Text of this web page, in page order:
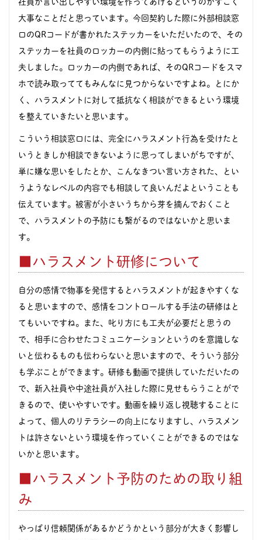
社員が言い出しやすい環境を作ってあげるというのがすごく
大事なことだと思っています。今回契約した際に外部相談窓
口のQRコードが書かれたステッカーをいただいたので、その
ステッカーを社員のロッカーの内側に貼ってもらうように工
夫しました。ロッカーの内側であれば、そのQRコードをスマ
ホで読み取っててもみんなに見つからないですよね。とにか
く、ハラスメントに対して抵抗なく相談ができるという環境
を整えていきたいと思います。
こういう相談窓口には、完全にハラスメント行為を受けたと
いうときしか相談できないように思ってしまいがちですが、
単に嫌な思いをしたとか、こんなきつい言い方された、とい
うようなレベルの内容でも相談して良いんだよということも
伝えています。被害が小さいうちから芽を摘んでおくこと
で、ハラスメントの予防にも繋がるのではないかと思いま
す。
■ハラスメント研修について
自分の感情で物事を発信するとハラスメントが起きやすくな
ると思いますので、感情をコントロールする手法の研修はと
てもいいですね。また、叱り方にも工夫が必要だと思うの
で、相手に合わせたコミュニケーションというのを意識しな
いと伝わるものも伝わらないと思いますので、そういう部分
も学ぶことができます。研修も動画で提供していただいたの
で、新入社員や中途社員が入社した際に見せもらうことがで
きるので、使いやすいです。動画を繰り返し視聴することに
よって、個人のリテラシーの向上になりますし、ハラスメン
トは許さないという環境を作っていくことができるのではな
いかと思います。
■ハラスメント予防のための取り組
み
やっぱり信頼関係があるかどうかという部分が大きく影響し